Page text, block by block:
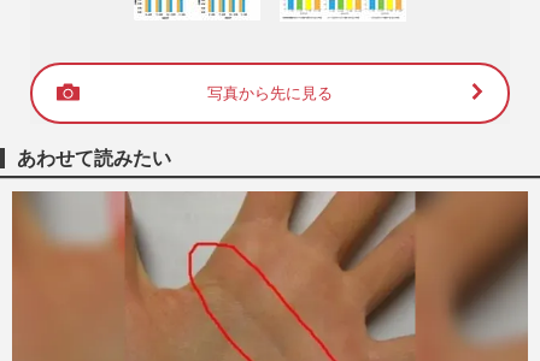
写真から先に見る
あわせて読みたい